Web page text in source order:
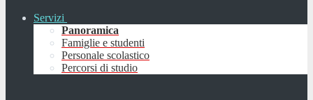
Servizi
Panoramica
Famiglie e studenti
Personale scolastico
Percorsi di studio